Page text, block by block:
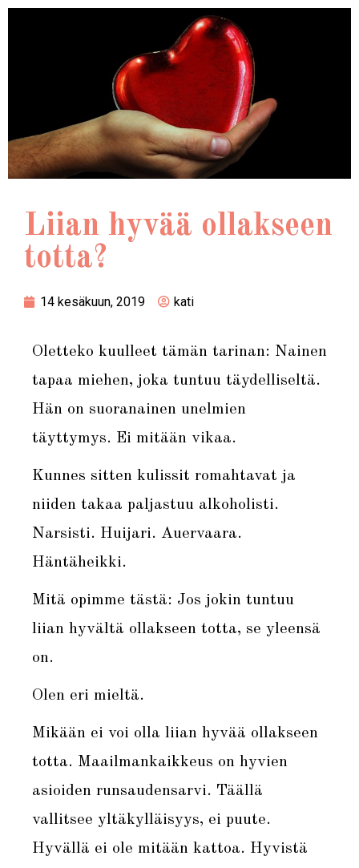
Liian hyvää ollakseen
totta?
14 kesäkuun, 2019 kati
Oletteko kuulleet tämän tarinan: Nainen
tapaa miehen, joka tuntuu täydelliseltä.
Hän on suoranainen unelmien
täyttymys. Ei mitään vikaa.
Kunnes sitten kulissit romahtavat ja
niiden takaa paljastuu alkoholisti.
Narsisti. Huijari. Auervaara.
Häntäheikki.
Mitä opimme tästä: Jos jokin tuntuu
liian hyvältä ollakseen totta, se yleensä
on.
Olen eri mieltä.
Mikään ei voi olla liian hyvää ollakseen
totta. Maailmankaikkeus on hyvien
asioiden runsaudensarvi. Täällä
vallitsee yltäkylläisyys, ei puute.
Hyvällä ei ole mitään kattoa. Hyvistä